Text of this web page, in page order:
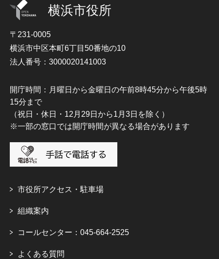
横浜市役所
〒231-0005
横浜市中区本町6丁目50番地の10
法人番号：3000020141003
開庁時間：月曜日から金曜日の午前8時45分から午後5時
15分まで
（祝日・休日・12月29日から1月3日を除く）
※一部の窓口では開庁時間が異なる場合があります
市役所アクセス・駐車場
組織案内
コールセンター：045-664-2525
よくある質問